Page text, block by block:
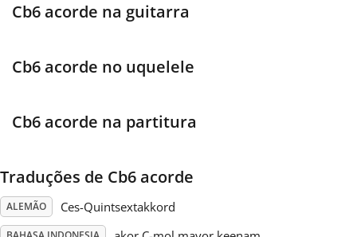
Cb6 acorde na guitarra
Cb6 acorde no uquelele
Cb6 acorde na partitura
Traduções de Cb6 acorde
ALEMÃO Ces-Quintsextakkord